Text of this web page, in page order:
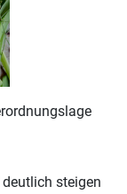
steigen